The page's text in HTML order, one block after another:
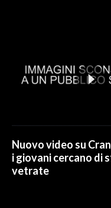
NECROLOGI
Nuovo video su
i giovani cercano di
vetrate